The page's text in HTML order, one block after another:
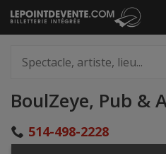
Passer
au
artiste,
lieu...
BoulZeye, Pub &
514-498-2228